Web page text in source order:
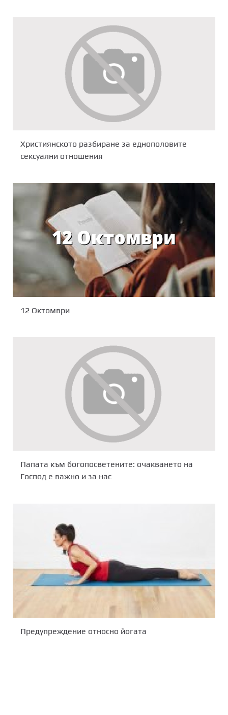
Християнското разбиране за еднополовите
сексуални отношения
12 Октомври
Папата към богопосветените: очакването на
Господ е важно и за нас
Предупреждение относно йогата